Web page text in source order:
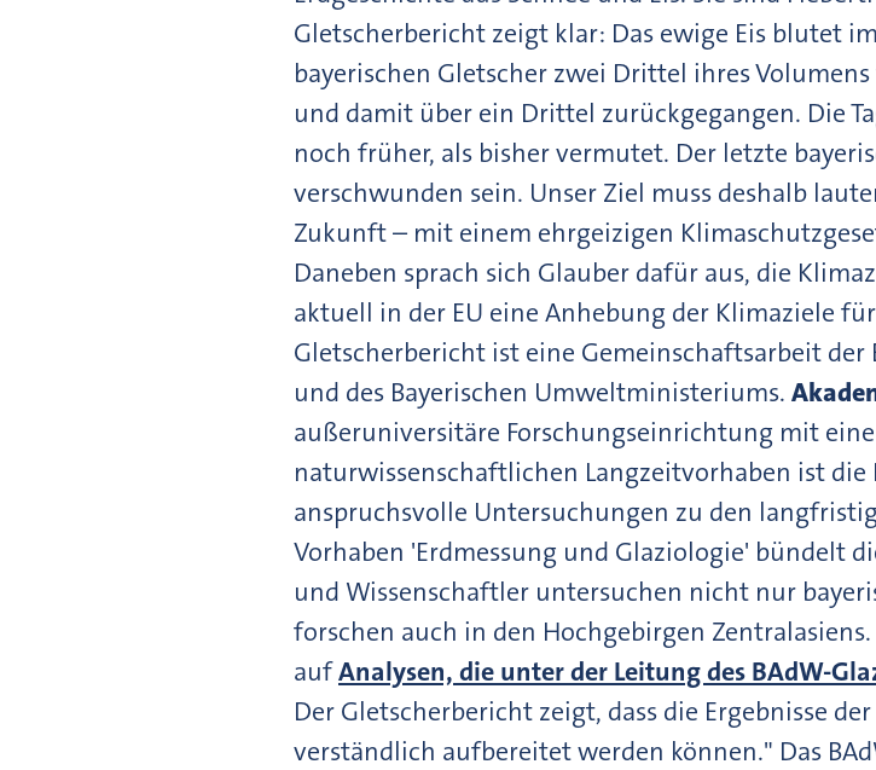
Gletscherbericht zeigt klar: Das ewige Eis blutet
bayerischen Gletscher zwei Drittel ihres
und damit über ein Drittel zurückgegangen. Die
noch früher, als bisher vermutet. Der letzte
verschwunden sein. Unser Ziel muss deshalb
Zukunft – mit einem ehrgeizigen
Daneben sprach sich Glauber dafür aus, die
aktuell in der EU eine Anhebung der Klimaziele
Gletscherbericht ist eine Gemeinschaftsarbeit der
und des Bayerischen Umweltministeriums.
außeruniversitäre Forschungseinrichtung mit
naturwissenschaftlichen Langzeitvorhaben ist
anspruchsvolle Untersuchungen zu den
Vorhaben 'Erdmessung und Glaziologie' bündelt
und Wissenschaftler untersuchen nicht nur
forschen auch in den Hochgebirgen
aufAnalysen, die unter der Leitung des BAdW-
Der Gletscherbericht zeigt, dass die Ergebnisse
verständlich aufbereitet werden können." Das